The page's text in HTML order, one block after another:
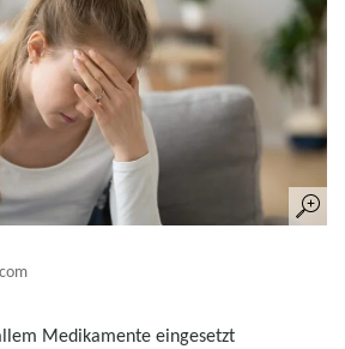
Medikamente eingesetzt